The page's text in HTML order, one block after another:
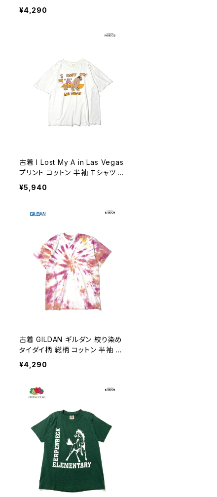
ャツ カラフル (ttu2606055)
¥4,290
古着 I Lost My A in Las Vegas
プリント コットン 半袖 Ｔシャツ 白
(ttu2606079)
¥5,940
古着 GILDAN ギルダン 絞り染め
タイダイ柄 総柄 コットン 半袖 Ｔ
シャツ ピンク (ttu2606059)
¥4,290